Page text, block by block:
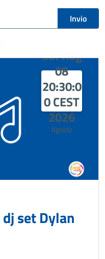
Invio
Sat Aug
08
20:30:0
0 CEST
2026
Agosto
set Dylan